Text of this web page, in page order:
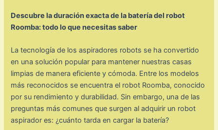
Descubre la duración exacta de la batería del robot
Roomba: todo lo que necesitas saber
La tecnología de los aspiradores robots se ha convertido
en una solución popular para mantener nuestras casas
limpias de manera eficiente y cómoda. Entre los modelos
más reconocidos se encuentra el robot Roomba, conocido
por su rendimiento y durabilidad. Sin embargo, una de las
preguntas más comunes que surgen al adquirir un robot
aspirador es: ¿cuánto tarda en cargar la batería?